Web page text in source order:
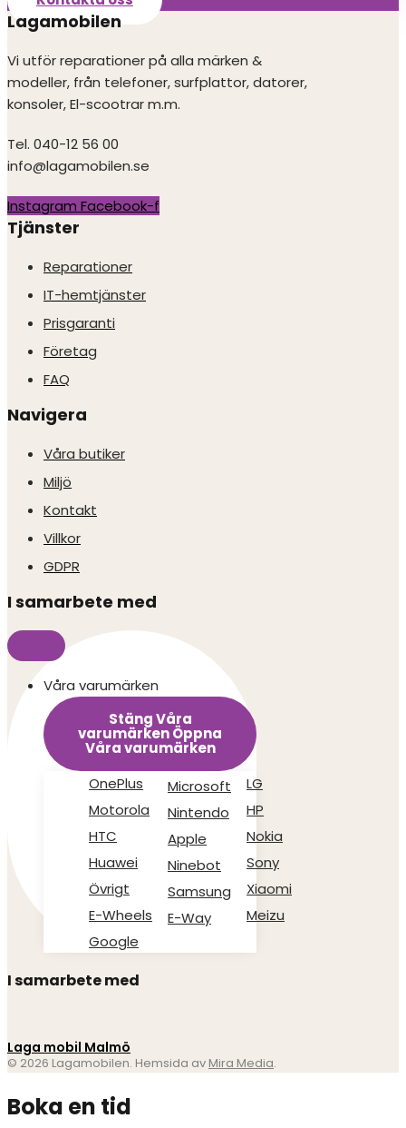
Lagamobilen
Vi utför reparationer på alla märken &
modeller, från telefoner, surfplattor, datorer,
konsoler, El-scootrar m.m.
Tel. 040-12 56 00
info@lagamobilen.se
Instagram Facebook-f
Tjänster
Reparationer
IT-hemtjänster
Prisgaranti
Företag
FAQ
Navigera
Våra butiker
Miljö
Kontakt
Villkor
GDPR
I samarbete med
Våra varumärken
Stäng Våra
varumärkenÖppna
Våra varumärken
OnePlus
Motorola
HTC
Huawei
Övrigt
E-Wheels
Google
Microsoft
Nintendo
Apple
Ninebot
Samsung
E-Way
LG
HP
Nokia
Sony
Xiaomi
Meizu
I samarbete med
Laga mobil Malmö
© 2026 Lagamobilen. Hemsida av Mira Media.
Boka en tid